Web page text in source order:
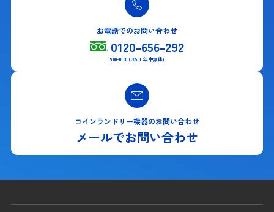
お電話でのお問い合わせ
0120-656-292
9:00-18:00 (365日 年中無休)
コインランドリー機器のお問い合わせ
メールでお問い合わせ